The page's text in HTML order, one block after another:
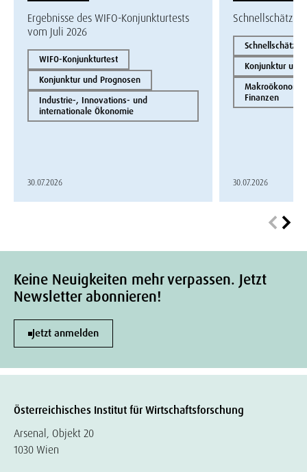
Ergebnisse des WIFO-Konjunkturtests
vom Juli 2026
WIFO-Konjunkturtest
Konjunktur und Prognosen
Industrie-, Innovations- und
internationale Ökonomie
30.07.2026
Konjunktur und
Finanzen
30.07.2026
Keine Neuigkeiten mehr verpassen. Jetzt
Newsletter abonnieren!
Jetzt anmelden
Österreichisches Institut für Wirtschaftsforschung
Arsenal, Objekt 20
1030 Wien